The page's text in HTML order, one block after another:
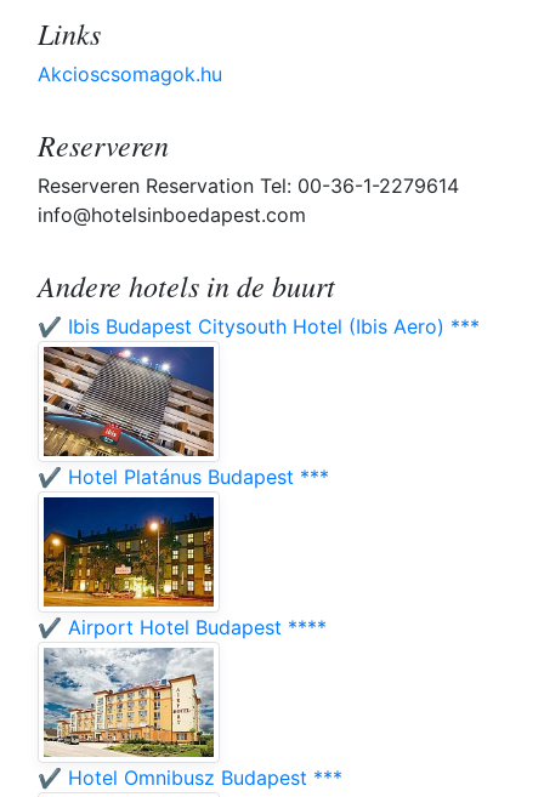
Links
Akcioscsomagok.hu
Reserveren
Reserveren Reservation Tel: 00-36-1-2279614
info@hotelsinboedapest.com
Andere hotels in de buurt
✔️ Ibis Budapest Citysouth Hotel (Ibis Aero) ***
✔️ Hotel Platánus Budapest ***
✔️ Airport Hotel Budapest ****
✔️ Hotel Omnibusz Budapest ***